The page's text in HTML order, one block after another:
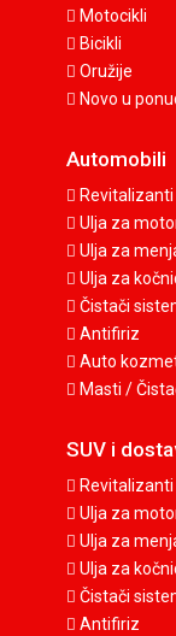
Motocikli
Bicikli
Oružije
Novo u
Automobili
Ulja za
Ulja za
Ulja za
Čistači
Antifiriz
Auto
Masti /
SUV i
Ulja za
Ulja za
Ulja za
Čistači
Antifiriz